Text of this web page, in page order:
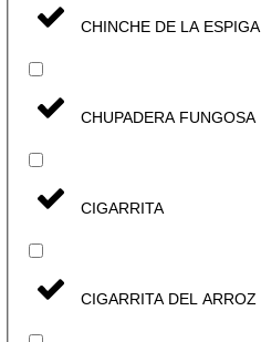
CHINCHE DE LA ESPIGA
CHUPADERA FUNGOSA
CIGARRITA
CIGARRITA DEL ARROZ